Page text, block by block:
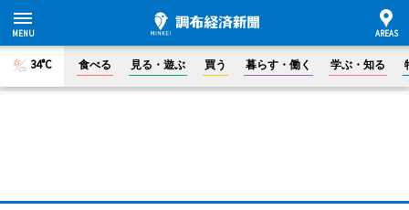
34°C 食べる 見る・遊ぶ 買う 暮らす・働く 学ぶ・知る